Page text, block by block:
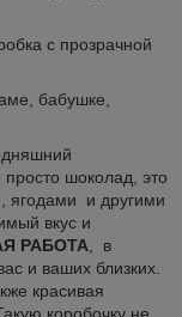
с прозрачной
бабушке,
просто шоколад, это
ягодами и другими
вкус и
РАБОТА , в
и ваших близких.
красивая
коробочку не